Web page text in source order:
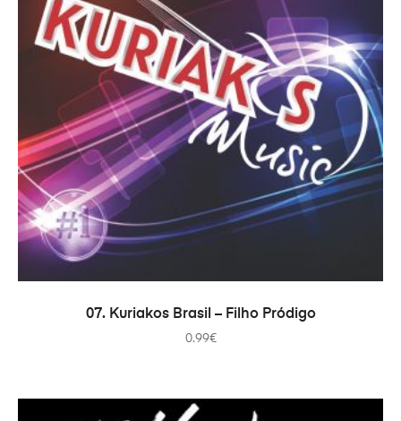
ADICIONAR
07. Kuriakos Brasil – Filho Pródigo
0.99€